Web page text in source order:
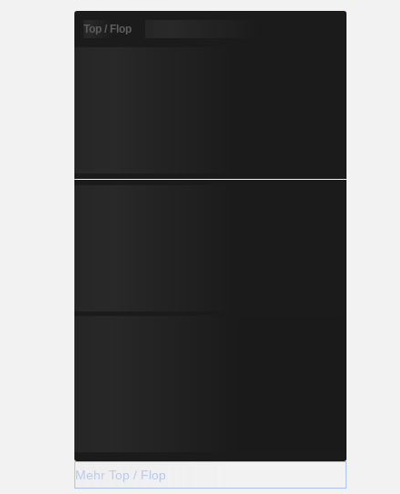
Top / Flop
Mehr Top / Flop